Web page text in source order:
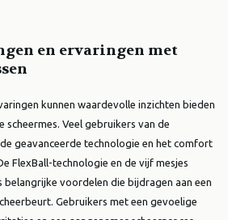
en ervaringen met
kunnen waardevolle inzichten bieden
scheermes. Veel gebruikers van de
geavanceerde technologie en het comfort
FlexBall-technologie en de vijf mesjes
belangrijke voordelen die bijdragen aan een
Gebruikers met een gevoelige